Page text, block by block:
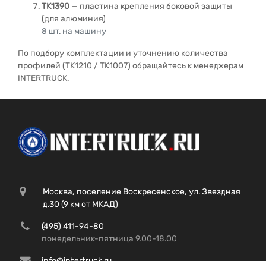
TK1390 — пластина крепления боковой защиты
(для алюминия)
8 шт. на машину
По подбору комплектации и уточнению количества
профилей (TK1210 / TK1007) обращайтесь к менеджерам
INTERTRUCK.
Москва, поселение Воскресенское, ул. Звездная
д.30 (9 км от МКАД)
(495) 411-94-80
понедельник-пятница 9.00-18.00